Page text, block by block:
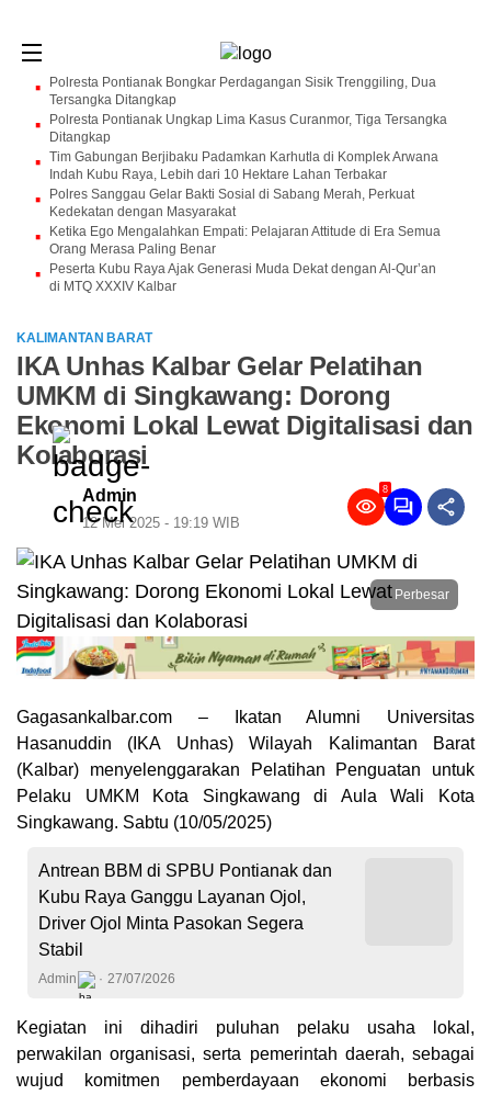
Polresta Pontianak Bongkar Perdagangan Sisik Trenggiling, Dua
Tersangka Ditangkap
Polresta Pontianak Ungkap Lima Kasus Curanmor, Tiga Tersangka
Ditangkap
Tim Gabungan Berjibaku Padamkan Karhutla di Komplek Arwana
Indah Kubu Raya, Lebih dari 10 Hektare Lahan Terbakar
Polres Sanggau Gelar Bakti Sosial di Sabang Merah, Perkuat
Kedekatan dengan Masyarakat
Ketika Ego Mengalahkan Empati: Pelajaran Attitude di Era Semua
Orang Merasa Paling Benar
Peserta Kubu Raya Ajak Generasi Muda Dekat dengan Al-Qur’an
di MTQ XXXIV Kalbar
KALIMANTAN BARAT
IKA Unhas Kalbar Gelar Pelatihan
UMKM di Singkawang: Dorong
Ekonomi Lokal Lewat Digitalisasi dan
Kolaborasi
Admin
12 Mei 2025 - 19:19 WIB
8
Perbesar
Gagasankalbar.com – Ikatan Alumni Universitas
Hasanuddin (IKA Unhas) Wilayah Kalimantan Barat
(Kalbar) menyelenggarakan Pelatihan Penguatan untuk
Pelaku UMKM Kota Singkawang di Aula Wali Kota
Singkawang. Sabtu (10/05/2025)
Antrean BBM di SPBU Pontianak dan
Kubu Raya Ganggu Layanan Ojol,
Driver Ojol Minta Pasokan Segera
Stabil
Admin 27/07/2026
Kegiatan ini dihadiri puluhan pelaku usaha lokal,
perwakilan organisasi, serta pemerintah daerah, sebagai
wujud komitmen pemberdayaan ekonomi berbasis